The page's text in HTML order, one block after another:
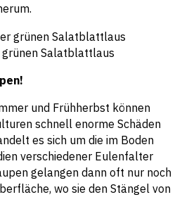
Salatblattlaus
und Frühherbst können
schnell enorme Schäden
es sich um die im Boden
verschiedener Eulenfalter
gelangen dann oft nur noch
wo sie den Stängel von